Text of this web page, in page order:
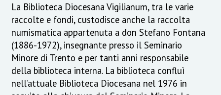
La Biblioteca Diocesana Vigilianum, tra le varie
raccolte e fondi, custodisce anche la raccolta
numismatica appartenuta a don Stefano Fontana
(1886-1972), insegnante presso il Seminario
Minore di Trento e per tanti anni responsabile
della biblioteca interna. La biblioteca confluì
nell’attuale Biblioteca Diocesana nel 1976 in